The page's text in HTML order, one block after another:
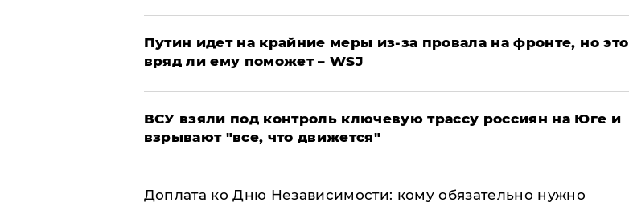
Путин идет на крайние меры из-за провала на фронте, но это
вряд ли ему поможет – WSJ
ВСУ взяли под контроль ключевую трассу россиян на Юге и
взрывают "все, что движется"
Доплата ко Дню Независимости: кому обязательно нужно